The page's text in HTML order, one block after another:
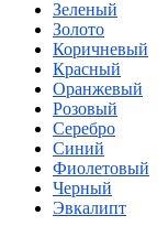
Зеленый
Золото
Коричневый
Красный
Оранжевый
Розовый
Серебро
Синий
Фиолетовый
Черный
Эвкалипт